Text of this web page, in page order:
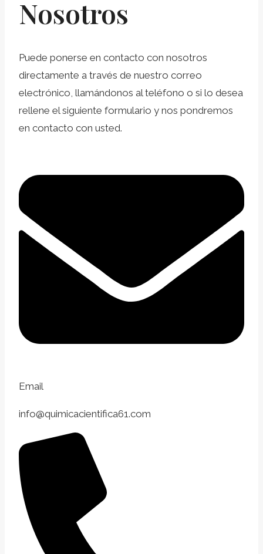
Nosotros
Puede ponerse en contacto con nosotros
directamente a través de nuestro correo
electrónico, llamándonos al teléfono o si lo desea
rellene el siguiente formulario y nos pondremos
en contacto con usted.
Email
info@quimicacientifica61.com